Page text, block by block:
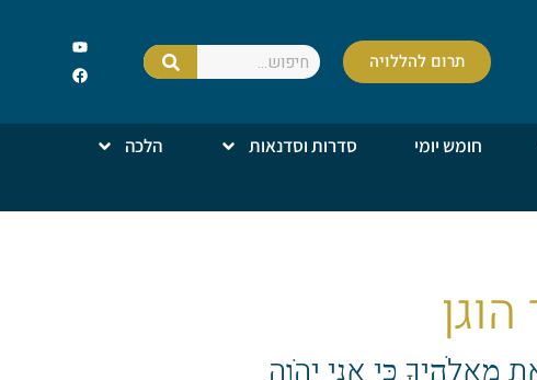
תרום להללויה
חומש יומי סדרות וסדנאות
הלכה